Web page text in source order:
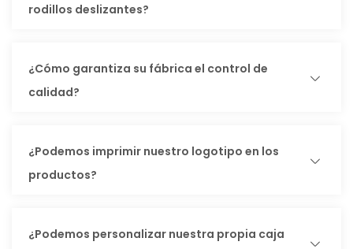
rodillos deslizantes?
¿Cómo garantiza su fábrica el control de
calidad?
¿Podemos imprimir nuestro logotipo en los
productos?
¿Podemos personalizar nuestra propia caja